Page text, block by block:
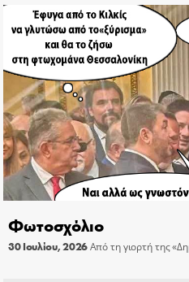
Φωτοσχόλιο
30 Ιουλίου, 2026Από τη γιορτή της